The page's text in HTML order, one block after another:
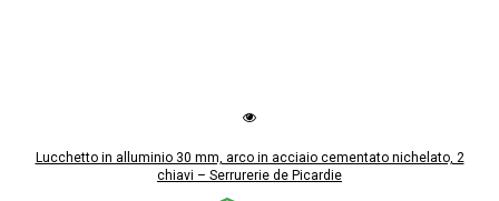
Lucchetto in alluminio 30 mm, arco in acciaio cementato nichelato, 2
chiavi – Serrurerie de Picardie